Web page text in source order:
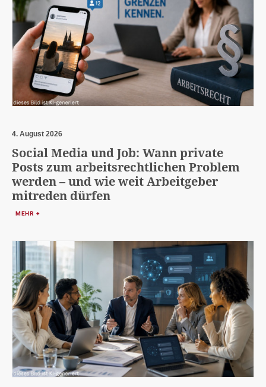
4. August 2026
Social Media und Job: Wann private
Posts zum arbeitsrechtlichen Problem
werden – und wie weit Arbeitgeber
mitreden dürfen
MEHR +